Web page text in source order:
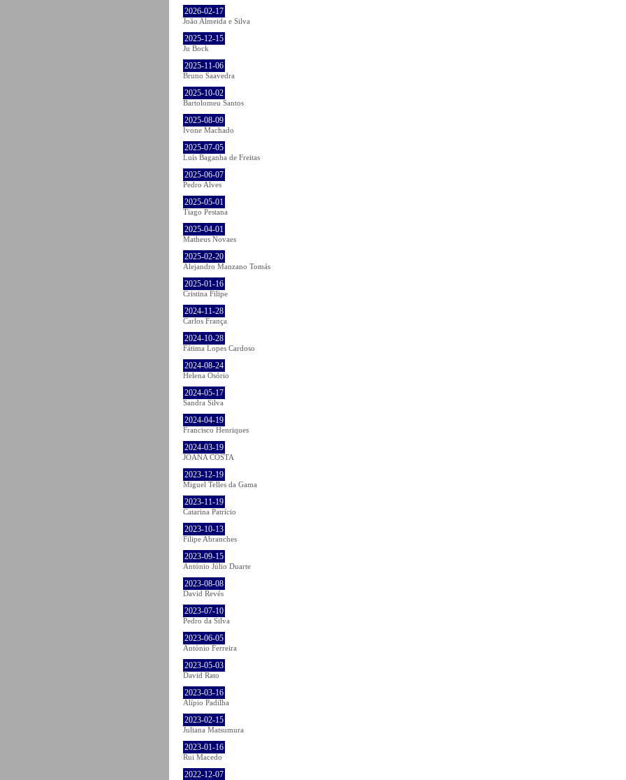
2026-02-17
João Almeida e Silva
2025-12-15
Ju Bock
2025-11-06
Bruno Saavedra
2025-10-02
Bartolomeu Santos
2025-08-09
Ivone Machado
2025-07-05
Luís Baganha de Freitas
2025-06-07
Pedro Alves
2025-05-01
Tiago Pestana
2025-04-01
Matheus Novaes
2025-02-20
Alejandro Manzano Tomás
2025-01-16
Cristina Filipe
2024-11-28
Carlos França
2024-10-28
Fátima Lopes Cardoso
2024-08-24
Helena Osório
2024-05-17
Sandra Silva
2024-04-19
Francisco Henriques
2024-03-19
JOANA COSTA
2023-12-19
Miguel Telles da Gama
2023-11-19
Catarina Patrício
2023-10-13
Filipe Abranches
2023-09-15
António Júlio Duarte
2023-08-08
David Revés
2023-07-10
Pedro da Silva
2023-06-05
António Ferreira
2023-05-03
David Rato
2023-03-16
Alípio Padilha
2023-02-15
Juliana Matsumura
2023-01-16
Rui Macedo
2022-12-07